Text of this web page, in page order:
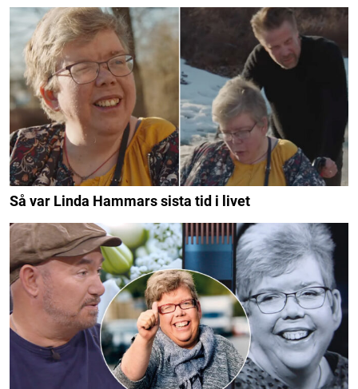
Så var Linda Hammars sista tid i livet